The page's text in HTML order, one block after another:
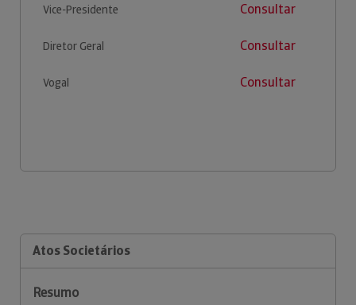
Vice-Presidente Consultar
Diretor Geral Consultar
Vogal Consultar
Atos Societários
Resumo